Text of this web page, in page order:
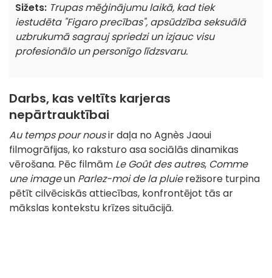
Sižets: Trupas mēģinājumu laikā, kad tiek
iestudēta "Figaro precības", apsūdzība seksuālā
uzbrukumā sagrauj spriedzi un izjauc visu
profesionālo un personīgo līdzsvaru.
Darbs, kas veltīts karjeras
nepārtrauktībai
Au temps pour nousir daļa no Agnès Jaoui
filmogrāfijas, ko raksturo asa sociālās dinamikas
vērošana. Pēc filmām Le Goût des autres, Comme
une imageun Parlez-moi de la pluierežisore turpina
pētīt cilvēciskās attiecības, konfrontējot tās ar
mākslas kontekstu krīzes situācijā.